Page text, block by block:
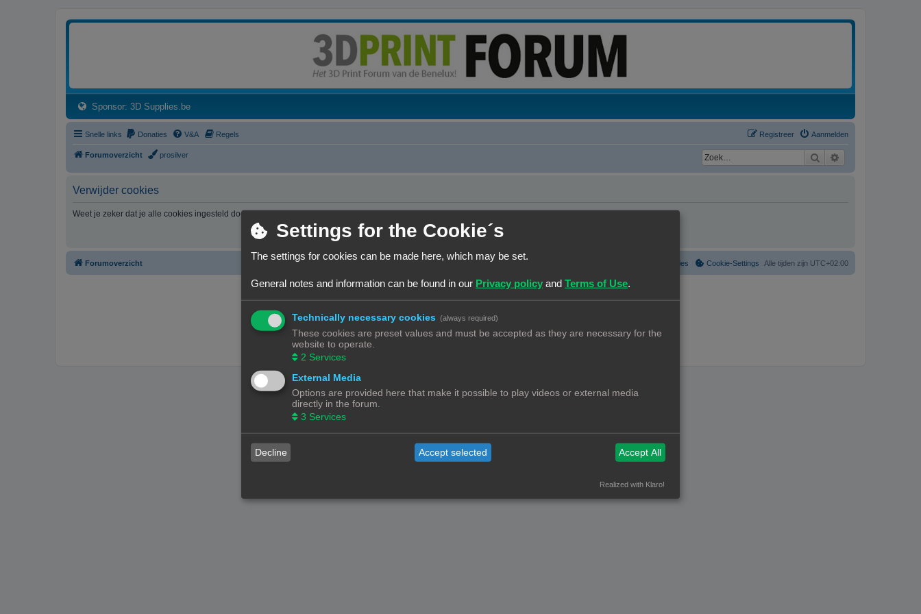
Sponsor: 3D Supplies.be(Opens a new tab)
Snelle links Donaties V&A Regels Aanmelden
Registreer
Forumoverzicht prosilver Zoek
Verwijder cookies
Weet je zeker dat je alle cookies ingesteld door dit forum wil verwijderen?
Forumoverzicht Alle tijden zijn UTC+02:00
Cookie-Settings
Verwijder cookies
© Copyright ! - 3dprintforum.eu
Powered byphpBB ® Forum Software © phpBB Limited
Nederlandse vertaling door
.
Settings for the Cookie´s
The settings for cookies can be made here, which may be set.
General notes and information can be found in our Privacy policy and Terms of Use.
Technically necessary cookies (always required)
These cookies are preset values and must be accepted as they are necessary for the
website to operate.
2 Services
External Media
Options are provided here that make it possible to play videos or external media
directly in the forum.
3 Services
Decline Accept selected Accept All
Realized with Klaro!